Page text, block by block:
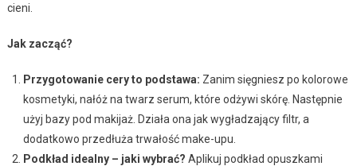
cieni.
Jak zacząć?
Przygotowanie cery to podstawa: Zanim sięgniesz po kolorowe
kosmetyki, nałóż na twarz serum, które odżywi skórę. Następnie
użyj bazy pod makijaż. Działa ona jak wygładzający filtr, a
dodatkowo przedłuża trwałość make-upu.
Podkład idealny – jaki wybrać? Aplikuj podkład opuszkami